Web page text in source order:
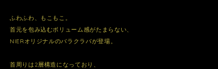
ふわふわ、もこもこ。
首元を包み込むボリューム感がたまらない、
NIERオリジナルのバラクラバが登場。
首周りは2層構造になっており、